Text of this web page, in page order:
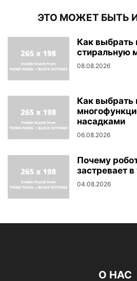
ЭТО МОЖЕТ БЫТЬ
Как
стиральную
08.08.2026
Как выбрать
насадками
06.08.2026
Почему
застревает в
04.08.2026
О НАС